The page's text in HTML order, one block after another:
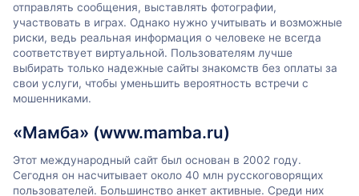
отправлять сообщения, выставлять фотографии,
участвовать в играх. Однако нужно учитывать и возможные
риски, ведь реальная информация о человеке не всегда
соответствует виртуальной. Пользователям лучше
выбирать только надежные сайты знакомств без оплаты за
свои услуги, чтобы уменьшить вероятность встречи с
мошенниками.
«Мамба» (www.mamba.ru)
Этот международный сайт был основан в 2002 году.
Сегодня он насчитывает около 40 млн русскоговорящих
пользователей. Большинство анкет активные. Среди них